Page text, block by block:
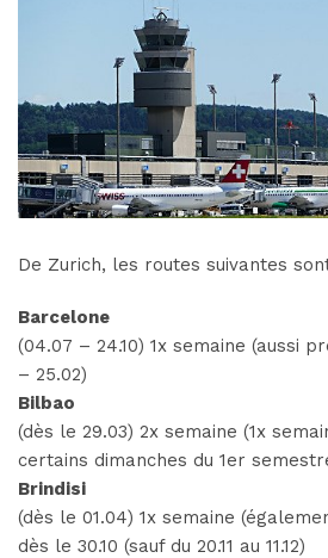
De Zurich, les routes suivantes
Barcelone
(04.07 – 24.10) 1x semaine (aussi
– 25.02)
Bilbao
(dès le 29.03) 2x semaine (1x
certains dimanches du 1er
Brindisi
(dès le 01.04) 1x semaine
dès le 30.10 (sauf du 20.11 au 11.12)